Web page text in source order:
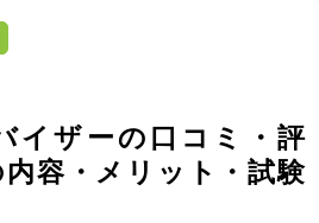
イザーの口コミ・評
容・メリット・試験